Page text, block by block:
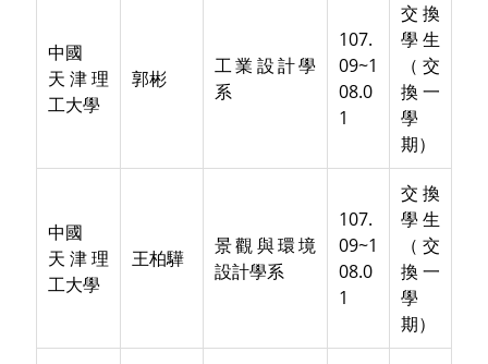
中國
天津理
工大學
郭彬
工業設計學
系
107.
09~1
08.0
1
交換
學生
（交
換一
學
期）
中國
天津理
工大學
王柏驊
景觀與環境
設計學系
107.
09~1
08.0
1
交換
學生
（交
換一
學
期）